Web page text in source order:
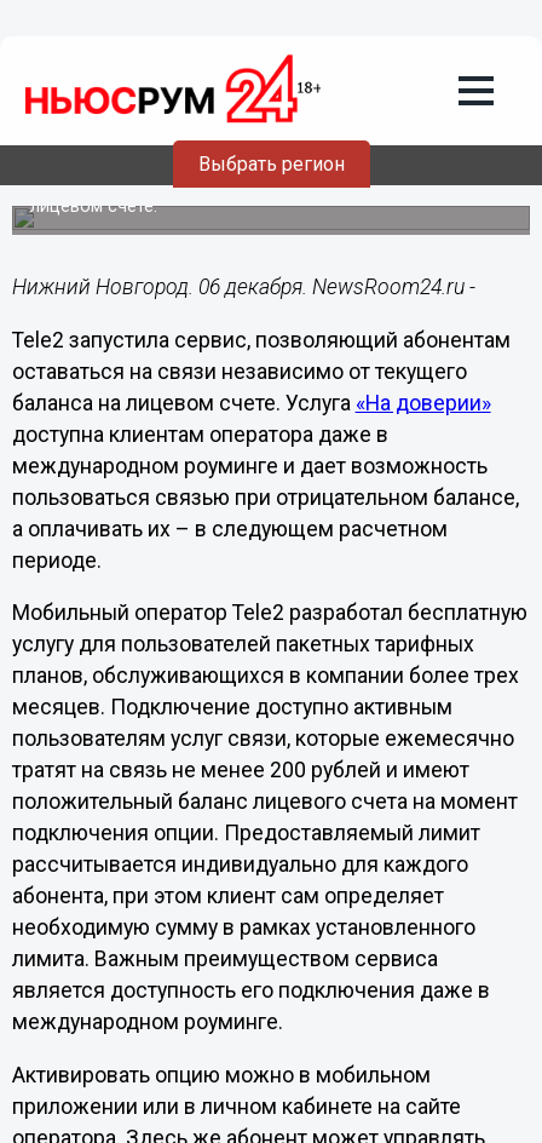
Выбрать регион
06.12.201915:28
Tele2 доверилась абонентам
Компания запустила сервис, позволяющий абонентам
оставаться на связи независимо от текущего баланса на
лицевом счете.
Нижний Новгород. 06 декабря. NewsRoom24.ru -
Tele2 запустила сервис, позволяющий абонентам
оставаться на связи независимо от текущего
баланса на лицевом счете. Услуга «На доверии»
доступна клиентам оператора даже в
международном роуминге и дает возможность
пользоваться связью при отрицательном балансе,
а оплачивать их – в следующем расчетном
периоде.
Мобильный оператор Tele2 разработал бесплатную
услугу для пользователей пакетных тарифных
планов, обслуживающихся в компании более трех
месяцев. Подключение доступно активным
пользователям услуг связи, которые ежемесячно
тратят на связь не менее 200 рублей и имеют
положительный баланс лицевого счета на момент
подключения опции. Предоставляемый лимит
рассчитывается индивидуально для каждого
абонента, при этом клиент сам определяет
необходимую сумму в рамках установленного
лимита. Важным преимуществом сервиса
является доступность его подключения даже в
международном роуминге.
Активировать опцию можно в мобильном
приложении или в личном кабинете на сайте
оператора. Здесь же абонент может управлять